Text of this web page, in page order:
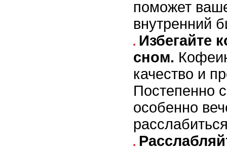
поможет
внутренний
Избегайте
сном.
качество и
Постепенно
особенно